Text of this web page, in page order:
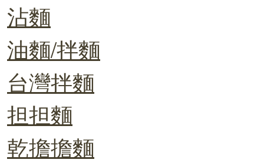
沾麵
油麵/拌麵
台灣拌麵
担担麵
乾擔擔麵